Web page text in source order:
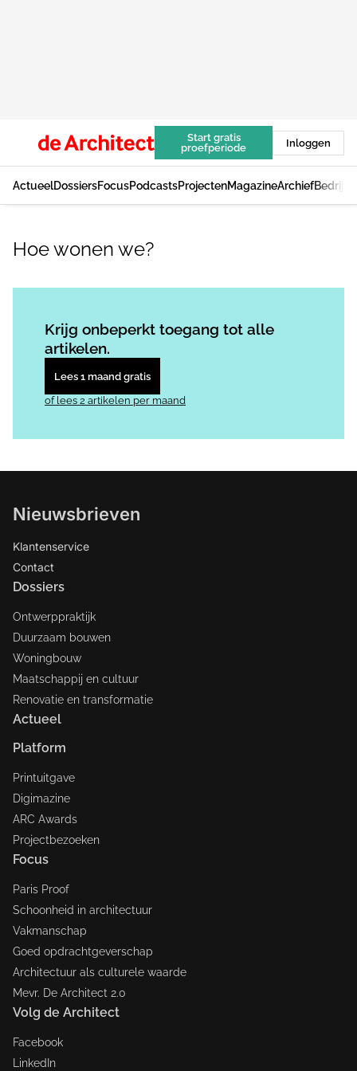
Start gratis
proefperiode
Inloggen
ActueelDossiersFocusPodcastsProjectenMagazineArchief
Hoe wonen we?
Krijg onbeperkt toegang tot alle
artikelen.
Lees 1 maand gratis
of lees 2 artikelen per maand
Nieuwsbrieven
Klantenservice
Contact
Dossiers
Ontwerppraktijk
Duurzaam bouwen
Woningbouw
Maatschappij en cultuur
Renovatie en transformatie
Actueel
Platform
Printuitgave
Digimazine
ARC Awards
Projectbezoeken
Focus
Paris Proof
Schoonheid in architectuur
Vakmanschap
Goed opdrachtgeverschap
Architectuur als culturele waarde
Mevr. De Architect 2.0
Volg de Architect
Facebook
LinkedIn